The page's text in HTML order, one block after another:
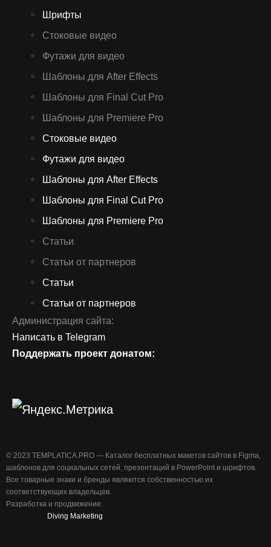
Шрифты
Стоковые видео
Футажи для видео
Шаблоны для After Effects
Шаблоны для Final Cut Pro
Шаблоны для Premiere Pro
Стоковые видео
Футажи для видео
Шаблоны для After Effects
Шаблоны для Final Cut Pro
Шаблоны для Premiere Pro
Статьи
Статьи от партнеров
Статьи
Статьи от партнеров
Администрация сайта:
Написать в Telegram
Поддержать проект донатом:
©️ 2023 TEMPLATICA.PRO — Каталог бесплатных макетов сайтов в Figma,
шаблонов для социальных сетей, презентаций в PowerPoint и шрифтов.
Все товарные знаки и бренды являются собственностью их
соответствующих владельцев.
Разработка и продвижение:
Diving Marketing